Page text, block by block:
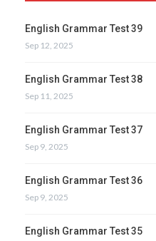
English Grammar Test 39
Sep 12, 2025
English Grammar Test 38
Sep 11, 2025
English Grammar Test 37
Sep 9, 2025
English Grammar Test 36
Sep 9, 2025
English Grammar Test 35